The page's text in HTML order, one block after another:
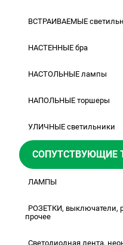
ВСТРАИВАЕМЫЕ
НАСТЕННЫЕ бра
НАСТОЛЬНЫЕ лампы
НАПОЛЬНЫЕ торшеры
УЛИЧНЫЕ светильники
СОПУТСТВУЮЩИЕ
ЛАМПЫ
РОЗЕТКИ, выключатели,
прочее
Светодиодная лента,